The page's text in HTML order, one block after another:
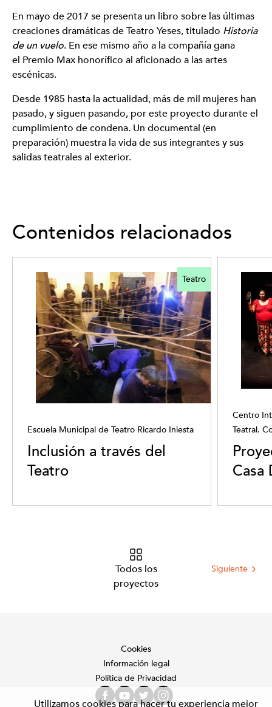
En mayo de 2017 se presenta un libro sobre las últimas
creaciones dramáticas de Teatro Yeses, titulado Historia
de un vuelo. En ese mismo año a la compañía gana
el Premio Max honorífico al aficionado a las artes
escénicas.
Desde 1985 hasta la actualidad, más de mil mujeres han
pasado, y siguen pasando, por este proyecto durante el
cumplimiento de condena. Un documental (en
preparación) muestra la vida de sus integrantes y sus
salidas teatrales al exterior.
Contenidos relacionados
Teatro
Escuela Municipal de Teatro Ricardo Iniesta
Inclusión a través del
Teatro
Centro
Teatral.
Casa
Todos los
proyectos
Siguiente
Cookies
Información legal
Política de Privacidad
Utilizamoscookiespara hacer tu experiencia mejor